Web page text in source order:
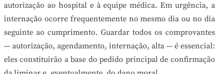
autorização ao hospital e à equipe médica. Em urgência, a
internação ocorre frequentemente no mesmo dia ou no dia
seguinte ao cumprimento. Guardar todos os comprovantes
— autorização, agendamento, internação, alta — é essencial:
eles constituirão a base do pedido principal de confirmação